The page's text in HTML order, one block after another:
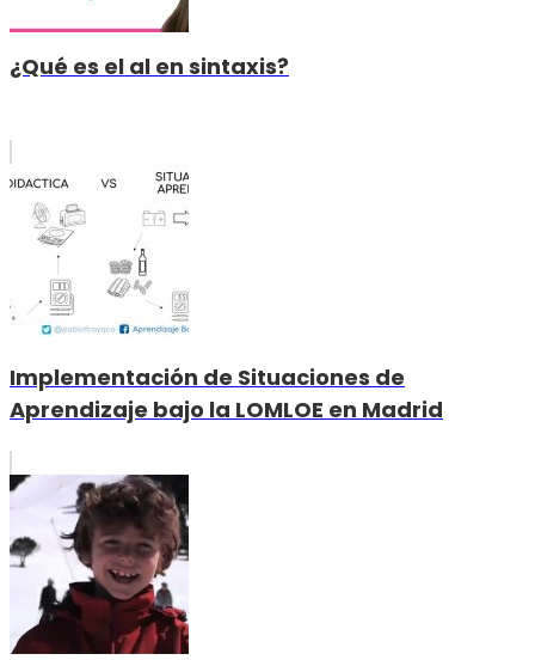
¿Qué es el al en sintaxis?
Implementación de Situaciones de
Aprendizaje bajo la LOMLOE en Madrid